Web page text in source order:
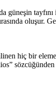
güneşin
oluşur.
hiç bir